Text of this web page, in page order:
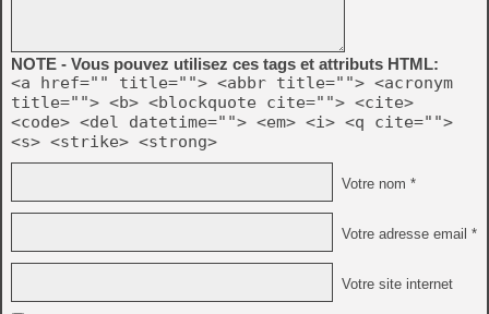
NOTE - Vous pouvez utilisez ces tags et attributs HTML:
<a href="" title=""> <abbr title=""> <acronym
title=""> <b> <blockquote cite=""> <cite>
<code> <del datetime=""> <em> <i> <q cite="">
<s> <strike> <strong>
Votre nom *
Votre adresse email *
Votre site internet